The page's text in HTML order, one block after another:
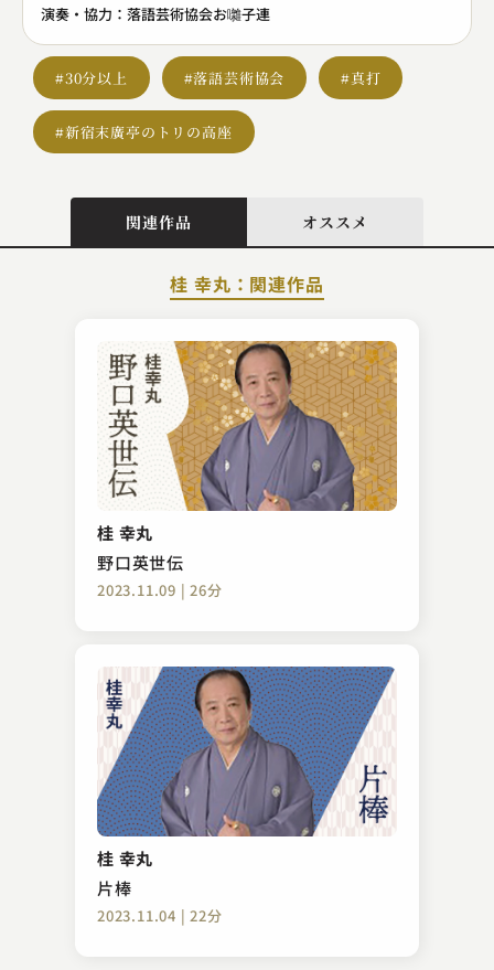
演奏・協力：落語芸術協会お囃子連
#30分以上 #落語芸術協会 #真打
#新宿末廣亭のトリの高座
関連作品 オススメ
桂 幸丸：関連作品
桂 幸丸
野口英世伝
2023.11.09 | 26分
桂 幸丸
片棒
2023.11.04 | 22分
橘家 圓太郎
2023.12.02 | 37分
露の 新治
竜田川（千早ふる）
2025.05.01 | 39分